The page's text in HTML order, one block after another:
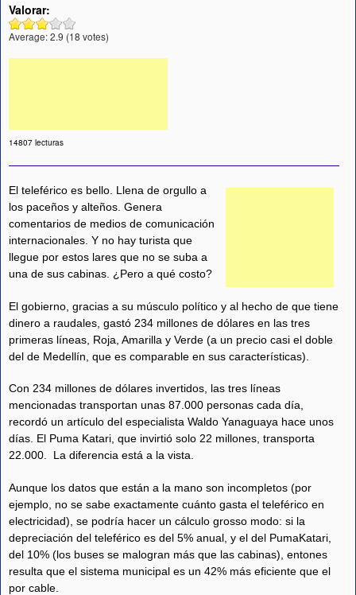
Valorar:
Average:2.9 (18 votes)
14807 lecturas
El teleférico es bello. Llena de orgullo a
los paceños y alteños. Genera
comentarios de medios de comunicación
internacionales. Y no hay turista que
llegue por estos lares que no se suba a
una de sus cabinas. ¿Pero a qué costo?
El gobierno, gracias a su músculo político y al hecho de que tiene
dinero a raudales, gastó 234 millones de dólares en las tres
primeras líneas, Roja, Amarilla y Verde (a un precio casi el doble
del de Medellín, que es comparable en sus características).
Con 234 millones de dólares invertidos, las tres líneas
mencionadas transportan unas 87.000 personas cada día,
recordó un artículo del especialista Waldo Yanaguaya hace unos
días. El Puma Katari, que invirtió solo 22 millones, transporta
22.000. La diferencia está a la vista.
Aunque los datos que están a la mano son incompletos (por
ejemplo, no se sabe exactamente cuánto gasta el teleférico en
electricidad), se podría hacer un cálculo grosso modo: si la
depreciación del teleférico es del 5% anual, y el del PumaKatari,
del 10% (los buses se malogran más que las cabinas), entones
resulta que el sistema municipal es un 42% más eficiente que el
por cable.